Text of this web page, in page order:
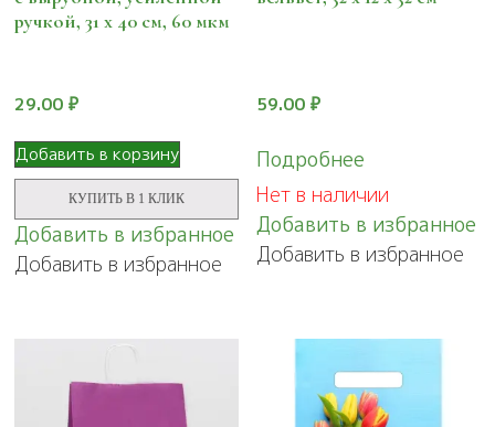
ручкой, 31 х 40 см, 60 мкм
29.00 ₽
Добавить в корзину
КУПИТЬ В 1 КЛИК
Добавить в избранное
Добавить в избранное
59.00₽
Подробнее
Нет в наличии
Добавить в избранное
Добавить в избранное